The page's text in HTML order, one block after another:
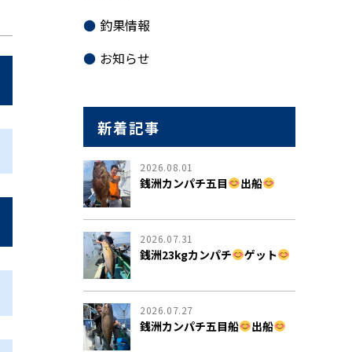
釣果情報
お知らせ
新着記事
2026.08.01
銭洲カンパチ五目 出船
2026.07.31
銭洲23kgカンパチ ゲット
2026.07.27
銭洲カンパチ五目船 出船